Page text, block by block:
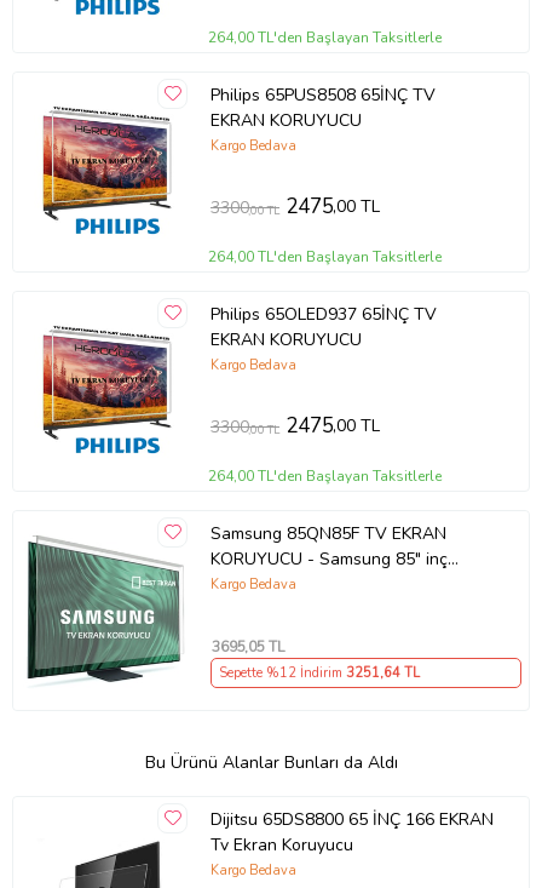
264,00 TL'den Başlayan Taksitlerle
Philips 65PUS8508 65İNÇ TV
EKRAN KORUYUCU
Kargo Bedava
3300,00 TL 2475,00 TL
264,00 TL'den Başlayan Taksitlerle
Philips 65OLED937 65İNÇ TV
EKRAN KORUYUCU
Kargo Bedava
3300,00 TL 2475,00 TL
264,00 TL'den Başlayan Taksitlerle
Samsung 85QN85F TV EKRAN
KORUYUCU - Samsung 85" inç
214cm 216 Ekran Tv ekran Koruyucu
Kargo Bedava
3695,05 TL
Sepette %12 İndirim 3251,64 TL
Bu Ürünü Alanlar Bunları da Aldı
Dijitsu 65DS8800 65 İNÇ 166 EKRAN
Tv Ekran Koruyucu
Kargo Bedava